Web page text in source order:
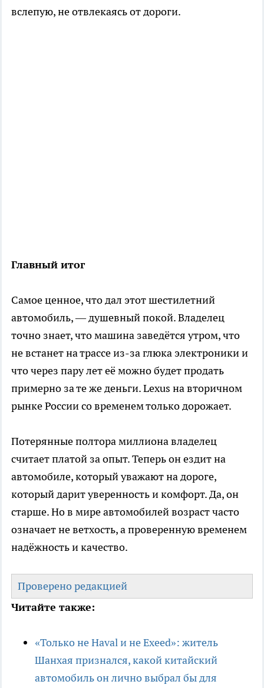
вслепую, не отвлекаясь от дороги.
Главный итог
Самое ценное, что дал этот шестилетний
автомобиль, — душевный покой. Владелец
точно знает, что машина заведётся утром, что
не встанет на трассе из-за глюка электроники и
что через пару лет её можно будет продать
примерно за те же деньги. Lexus на вторичном
рынке России со временем только дорожает.
Потерянные полтора миллиона владелец
считает платой за опыт. Теперь он ездит на
автомобиле, который уважают на дороге,
который дарит уверенность и комфорт. Да, он
старше. Но в мире автомобилей возраст часто
означает не ветхость, а проверенную временем
надёжность и качество.
Проверено редакцией
Читайте также:
«Только не Haval и не Exeed»: житель
Шанхая признался, какой китайский
автомобиль он лично выбрал бы для